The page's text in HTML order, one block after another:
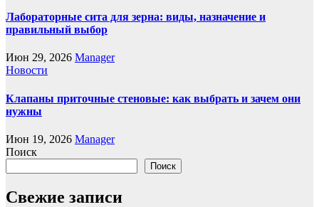
Лабораторные сита для зерна: виды, назначение и
правильный выбор
Июн 29, 2026 Manager
Новости
Клапаны приточные стеновые: как выбрать и зачем они
нужны
Июн 19, 2026 Manager
Поиск
Поиск
Свежие записи